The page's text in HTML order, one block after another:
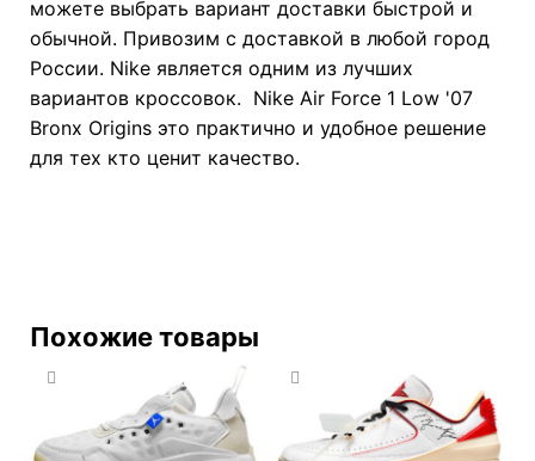
можете выбрать вариант доставки быстрой и
обычной. Привозим с доставкой в любой город
России. Nike является одним из лучших
вариантов кроссовок. Nike Air Force 1 Low '07
Bronx Origins это практично и удобное решение
для тех кто ценит качество.
Похожие товары